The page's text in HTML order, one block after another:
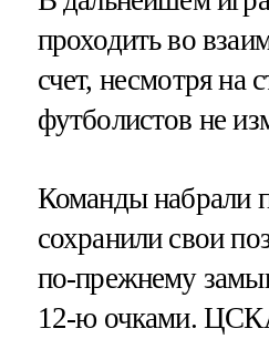
проходить во
счет, несмотря на
футболистов не
Команды набрали
сохранили свои
по-прежнему
12-ю очками.